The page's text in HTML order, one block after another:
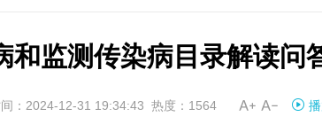
和监测传染病目录解读问
：2024-12-31 19:34:43 热度：1564 